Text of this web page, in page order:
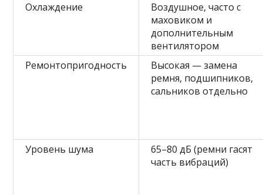
Охлаждение
Воздушное, часто с
маховиком и
дополнительным
вентилятором
Ремонтопригодность
Высокая — замена
ремня, подшипников,
сальников отдельно
Уровень шума
65–80 дБ (ремни гасят
часть вибраций)